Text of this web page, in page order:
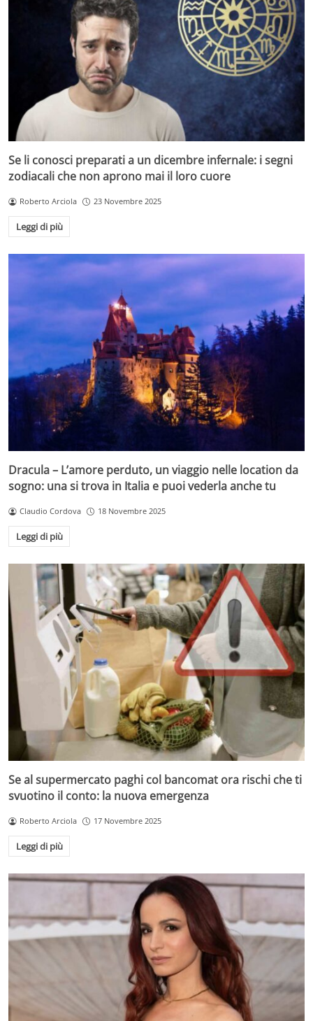
Se li conosci preparati a un dicembre infernale: i segni
zodiacali che non aprono mai il loro cuore
Roberto Arciola 23 Novembre 2025
Leggi di più
Dracula – L’amore perduto, un viaggio nelle location da
sogno: una si trova in Italia e puoi vederla anche tu
Claudio Cordova 18 Novembre 2025
Leggi di più
Se al supermercato paghi col bancomat ora rischi che ti
svuotino il conto: la nuova emergenza
Roberto Arciola 17 Novembre 2025
Leggi di più